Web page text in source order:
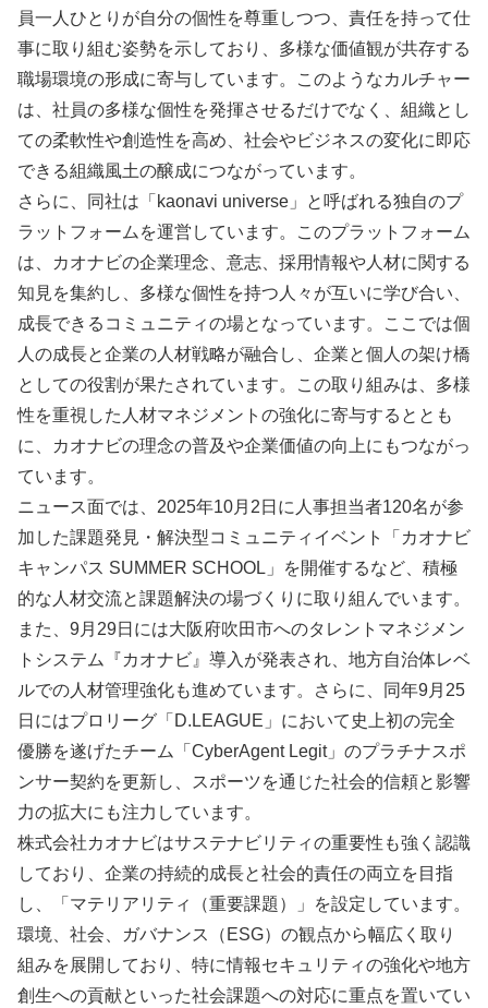
員一人ひとりが自分の個性を尊重しつつ、責任を持って仕
事に取り組む姿勢を示しており、多様な価値観が共存する
職場環境の形成に寄与しています。このようなカルチャー
は、社員の多様な個性を発揮させるだけでなく、組織とし
ての柔軟性や創造性を高め、社会やビジネスの変化に即応
できる組織風土の醸成につながっています。
さらに、同社は「kaonavi universe」と呼ばれる独自のプ
ラットフォームを運営しています。このプラットフォーム
は、カオナビの企業理念、意志、採用情報や人材に関する
知見を集約し、多様な個性を持つ人々が互いに学び合い、
成長できるコミュニティの場となっています。ここでは個
人の成長と企業の人材戦略が融合し、企業と個人の架け橋
としての役割が果たされています。この取り組みは、多様
性を重視した人材マネジメントの強化に寄与するととも
に、カオナビの理念の普及や企業価値の向上にもつながっ
ています。
ニュース面では、2025年10月2日に人事担当者120名が参
加した課題発見・解決型コミュニティイベント「カオナビ
キャンパス SUMMER SCHOOL」を開催するなど、積極
的な人材交流と課題解決の場づくりに取り組んでいます。
また、9月29日には大阪府吹田市へのタレントマネジメン
トシステム『カオナビ』導入が発表され、地方自治体レベ
ルでの人材管理強化も進めています。さらに、同年9月25
日にはプロリーグ「D.LEAGUE」において史上初の完全
優勝を遂げたチーム「CyberAgent Legit」のプラチナスポ
ンサー契約を更新し、スポーツを通じた社会的信頼と影響
力の拡大にも注力しています。
株式会社カオナビはサステナビリティの重要性も強く認識
しており、企業の持続的成長と社会的責任の両立を目指
し、「マテリアリティ（重要課題）」を設定しています。
環境、社会、ガバナンス（ESG）の観点から幅広く取り
組みを展開しており、特に情報セキュリティの強化や地方
創生への貢献といった社会課題への対応に重点を置いてい